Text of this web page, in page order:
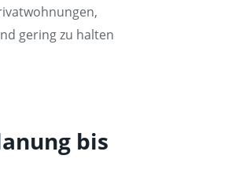
gering zu halten
bis